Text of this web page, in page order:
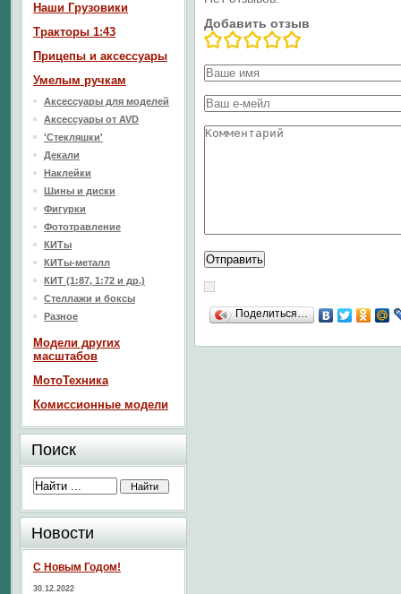
Добавить отзыв
Поделиться…
Наши Грузовики
Тракторы 1:43
Прицепы и аксессуары
Умелым ручкам
Аксессуары для моделей
Аксессуары от AVD
'Стекляшки'
Декали
Наклейки
Шины и диски
Фигурки
Фототравление
КИТы
КИТы-металл
КИТ (1:87, 1:72 и др.)
Стеллажи и боксы
Разное
Модели других
масштабов
МотоТехника
Комиссионные модели
Поиск
Новости
С Новым Годом!
30.12.2022